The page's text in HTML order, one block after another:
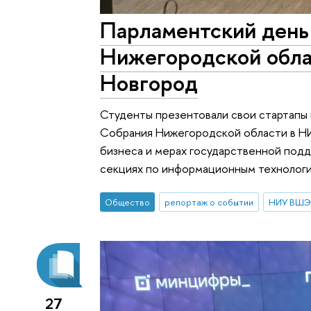
Парламентский
Нижегородской
Новгород
Студенты презентовали свои
Собрания Нижегородской области в
бизнеса и мерах государственной
секциях по информационным
Общество репортаж о событии НИУ ВШЭ
27